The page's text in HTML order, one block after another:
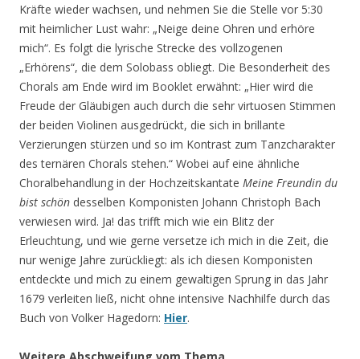
Kräfte wieder wachsen, und nehmen Sie die Stelle vor 5:30
mit heimlicher Lust wahr: „Neige deine Ohren und erhöre
mich“. Es folgt die lyrische Strecke des vollzogenen
„Erhörens“, die dem Solobass obliegt. Die Besonderheit des
Chorals am Ende wird im Booklet erwähnt: „Hier wird die
Freude der Gläubigen auch durch die sehr virtuosen Stimmen
der beiden Violinen ausgedrückt, die sich in brillante
Verzierungen stürzen und so im Kontrast zum Tanzcharakter
des ternären Chorals stehen.“ Wobei auf eine ähnliche
Choralbehandlung in der Hochzeitskantate Meine Freundin du
bist schön desselben Komponisten Johann Christoph Bach
verwiesen wird. Ja! das trifft mich wie ein Blitz der
Erleuchtung, und wie gerne versetze ich mich in die Zeit, die
nur wenige Jahre zurückliegt: als ich diesen Komponisten
entdeckte und mich zu einem gewaltigen Sprung in das Jahr
1679 verleiten ließ, nicht ohne intensive Nachhilfe durch das
Buch von Volker Hagedorn: Hier.